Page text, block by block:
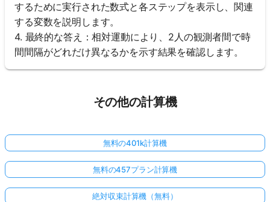
するために実行された数式と各ステップを表示し、関連
する変数を説明します。
4. 最終的な答え：相対運動により、2人の観測者間で時
間間隔がどれだけ異なるかを示す結果を確認します。
その他の計算機
無料の401k計算機
無料の457プラン計算機
絶対収束計算機（無料）